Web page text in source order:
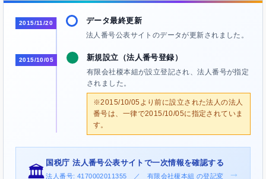
2015/11/20 データ最終更新
法人番号公表サイトのデータが更新されました。
2015/10/05 新規設立（法人番号登録）
有限会社榎本組が設立登記され、法人番号が指定
されました。
※2015/10/05より前に設立された法人の法人
番号は、一律で2015/10/05に指定されていま
す。
🏛️
国税庁 法人番号公表サイトで一次情報を確認する
法人番号: 4170002011355 ／ 有限会社榎本組 の登記変
→